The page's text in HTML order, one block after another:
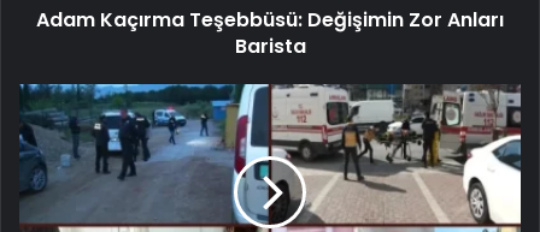
Adam Kaçırma Teşebbüsü: Değişimin Zor Anları
Barista